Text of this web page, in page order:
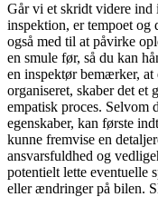
Går vi et skridt videre ind
inspektion, er tempoet og
også med til at påvirke
en smule før, så du kan
en inspektør bemærker,
organiseret, skaber det et
empatisk proces. Selvom
egenskaber, kan første
kunne fremvise en
ansvarsfuldhed og
potentielt lette eventuelle
eller ændringer på bilen.